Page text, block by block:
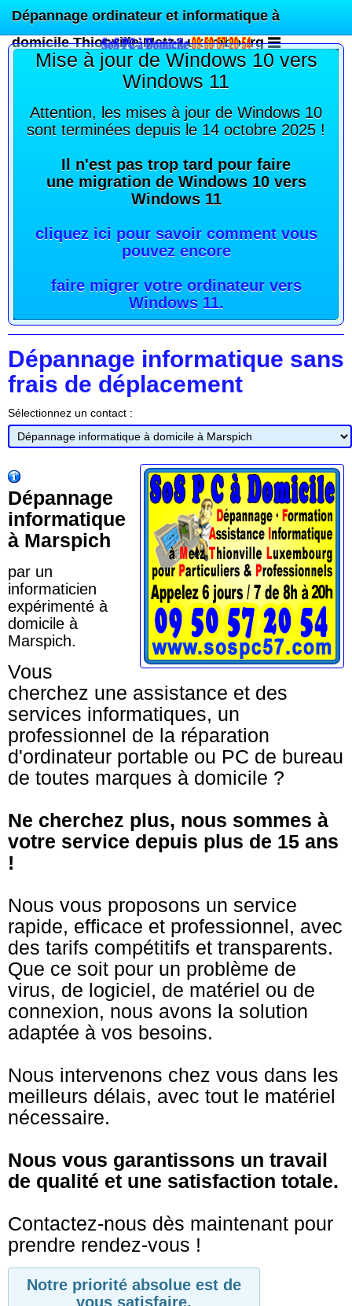
Dépannage ordinateur et informatique à
domicile Thionville Metz Luxembourg
Mise à jour de Windows 10 vers
Windows 11
Attention, les mises à jour de Windows 10
sont terminées depuis le 14 octobre 2025 !
Il n'est pas trop tard pour faire
une migration de Windows 10 vers
Windows 11
cliquez ici pour savoir comment vous
pouvez encore
faire migrer votre ordinateur vers
Windows 11.
Dépannage informatique sans
frais de déplacement
Sélectionnez un contact :
Dépannage
informatique
à Marspich
par un
informaticien
expérimenté à
domicile à
Marspich.
Vous
cherchez une assistance et des
services informatiques, un
professionnel de la réparation
d'ordinateur portable ou PC de bureau
de toutes marques à domicile ?
Ne cherchez plus, nous sommes à
votre service depuis plus de 15 ans
!
Nous vous proposons un service
rapide, efficace et professionnel, avec
des tarifs compétitifs et transparents.
Que ce soit pour un problème de
virus, de logiciel, de matériel ou de
connexion, nous avons la solution
adaptée à vos besoins.
Nous intervenons chez vous dans les
meilleurs délais, avec tout le matériel
nécessaire.
Nous vous garantissons un travail
de qualité et une satisfaction totale.
Contactez-nous dès maintenant pour
prendre rendez-vous !
Notre priorité absolue est de
vous satisfaire.